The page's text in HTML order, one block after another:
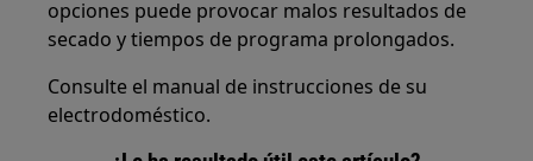
opciones puede provocar malos resultados de
secado y tiempos de programa prolongados.
Consulte el manual de instrucciones de su
electrodoméstico.